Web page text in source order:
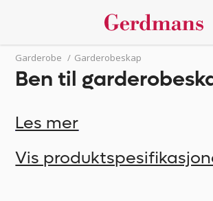
Garderobe / Garderobeskap
Ben til
Les mer
Vis